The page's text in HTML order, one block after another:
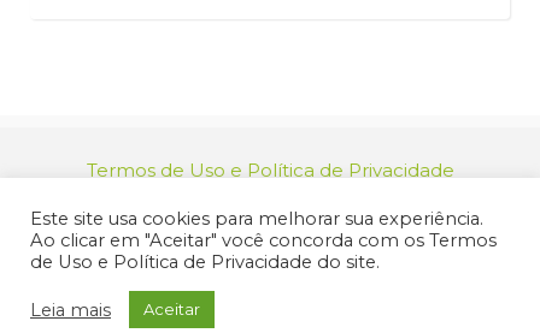
Termos de Uso e Política de Privacidade
46.694.139/0001-83 | (12) 3955-9000
Endereço: Praça dos Três Poderes, 73 - Centro -
Jacareí/SP - CEP 12327-170
Este site usa cookies para melhorar sua experiência.
Ao clicar em "Aceitar" você concorda com os Termos
de Uso e Política de Privacidade do site.
Leia mais Aceitar